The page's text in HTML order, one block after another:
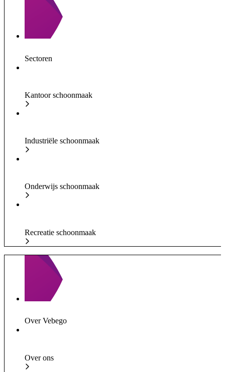
Sectoren
Kantoor schoonmaak
Industriële schoonmaak
Onderwijs schoonmaak
Recreatie schoonmaak
Over Vebego
Over ons